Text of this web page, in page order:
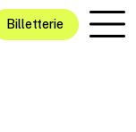
Billetterie